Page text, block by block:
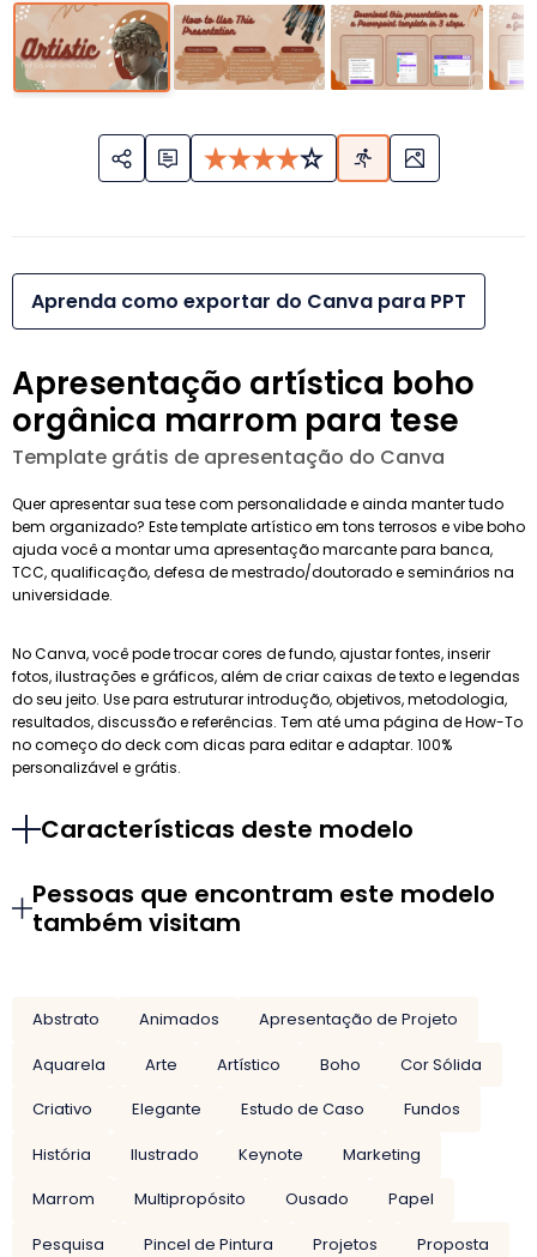
Aprenda como exportar do Canva para PPT
Apresentação artística boho
orgânica marrom para tese
Template grátis de apresentação do Canva
Quer apresentar sua tese com personalidade e ainda manter tudo
bem organizado? Este template artístico em tons terrosos e vibe boho
ajuda você a montar uma apresentação marcante para banca,
TCC, qualificação, defesa de mestrado/doutorado e seminários na
universidade.
No Canva, você pode trocar cores de fundo, ajustar fontes, inserir
fotos, ilustrações e gráficos, além de criar caixas de texto e legendas
do seu jeito. Use para estruturar introdução, objetivos, metodologia,
resultados, discussão e referências. Tem até uma página de How-To
no começo do deck com dicas para editar e adaptar. 100%
personalizável e grátis.
Características deste modelo
Pessoas que encontram este modelo
também visitam
Abstrato Animados
Apresentação de Projeto
Aquarela
Arte Artístico Boho
Cor Sólida
Criativo
Elegante Estudo de Caso
Fundos
História
Ilustrado Keynote
Marketing
Marrom
Multipropósito Ousado
Papel
Pesquisa
Pincel de Pintura Projetos
Proposta